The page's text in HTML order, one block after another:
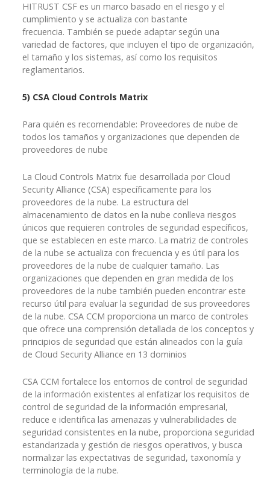
HITRUST CSF es un marco basado en el riesgo y el
cumplimiento y se actualiza con bastante
frecuencia. También se puede adaptar según una
variedad de factores, que incluyen el tipo de organización,
el tamaño y los sistemas, así como los requisitos
reglamentarios.
5) CSA Cloud Controls Matrix
Para quién es recomendable: Proveedores de nube de
todos los tamaños y organizaciones que dependen de
proveedores de nube
La Cloud Controls Matrix fue desarrollada por Cloud
Security Alliance (CSA) específicamente para los
proveedores de la nube. La estructura del
almacenamiento de datos en la nube conlleva riesgos
únicos que requieren controles de seguridad específicos,
que se establecen en este marco. La matriz de controles
de la nube se actualiza con frecuencia y es útil para los
proveedores de la nube de cualquier tamaño. Las
organizaciones que dependen en gran medida de los
proveedores de la nube también pueden encontrar este
recurso útil para evaluar la seguridad de sus proveedores
de la nube. CSA CCM proporciona un marco de controles
que ofrece una comprensión detallada de los conceptos y
principios de seguridad que están alineados con la guía
de Cloud Security Alliance en 13 dominios
CSA CCM fortalece los entornos de control de seguridad
de la información existentes al enfatizar los requisitos de
control de seguridad de la información empresarial,
reduce e identifica las amenazas y vulnerabilidades de
seguridad consistentes en la nube, proporciona seguridad
estandarizada y gestión de riesgos operativos, y busca
normalizar las expectativas de seguridad, taxonomía y
terminología de la nube.